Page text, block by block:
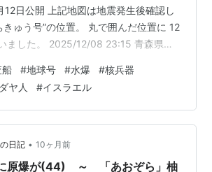
12日公開 上記地図は地震発生後確認し
きゅう号”の位置。 丸で囲んだ位置に 12
ました。 2025/12/08 23:15 青森県東
位置を確認したところ 下記位置まで
の時のスクショ。（下の地図） 地震の
置 まで戻ってきていた。 2025/12/08
＜第三者機関による地震波形＞ P
船 #地球号 #水爆 #核兵器
ヤ人 #イスラエル
日記 • 10ヶ月前
原爆が(44) ～ 「あおぞら」柚